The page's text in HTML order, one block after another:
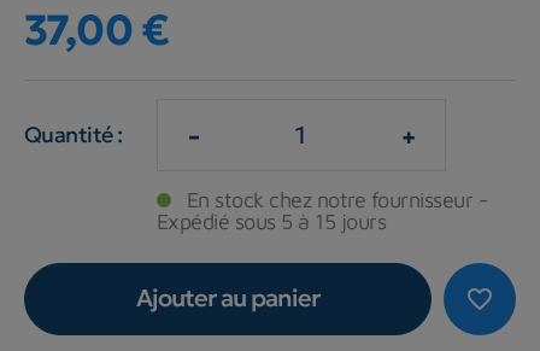
37,00 €
Quantité : - +
En stock chez notre fournisseur -
Expédié sous 5 à 15 jours
favorite_border
Ajouter au panier